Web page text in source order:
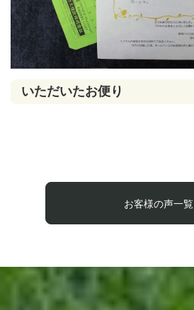
いただいたお便り
お客様の声一覧